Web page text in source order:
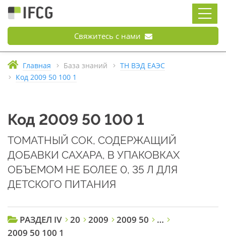
Свяжитесь с нами
Главная База знаний
ТН ВЭД ЕАЭС
Код 2009 50 100 1
Код 2009 50 100 1
ТОМАТНЫЙ СОК, СОДЕРЖАЩИЙ
ДОБАВКИ САХАРА, В УПАКОВКАХ
ОБЪЕМОМ НЕ БОЛЕЕ 0, 35 Л ДЛЯ
ДЕТСКОГО ПИТАНИЯ
РАЗДЕЛ IV 20 2009 2009 50
…
2009 50 100 1